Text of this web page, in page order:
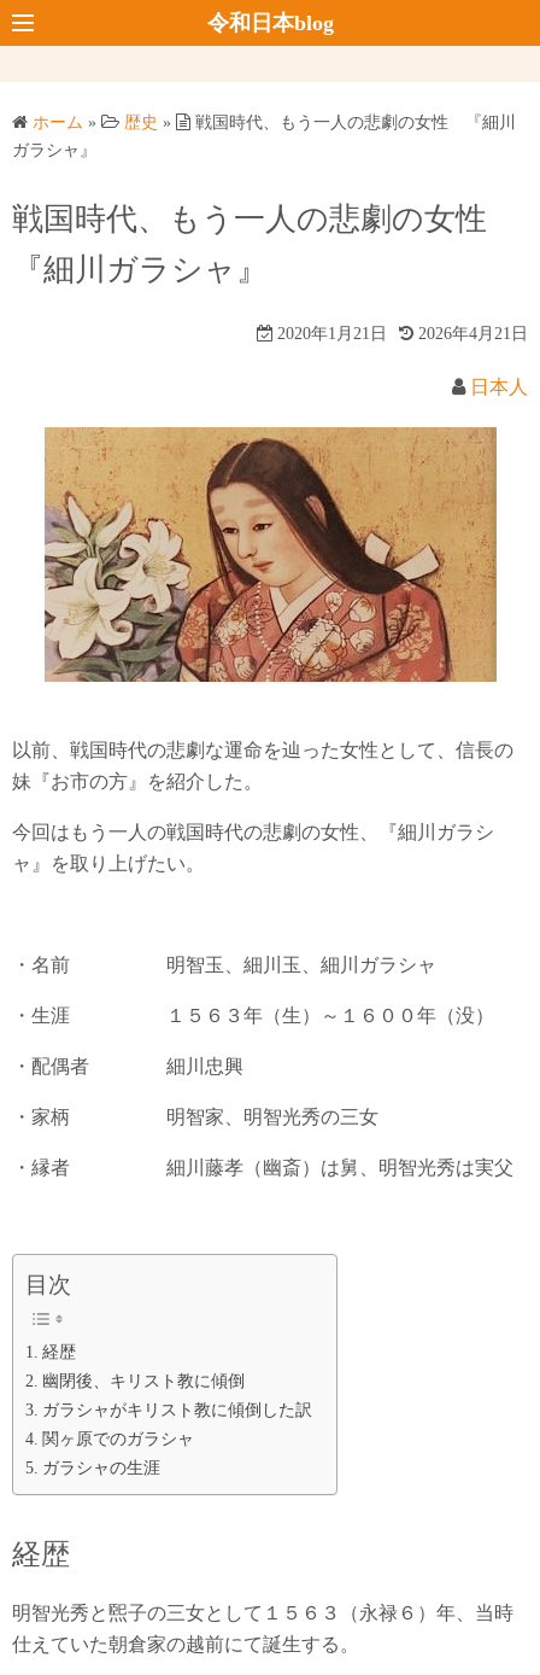
コ
ン
ス
キ
令和日本blog
ホーム » 歴史 »
戦国時代、もう一人の悲劇の女性 『細川
ガラシャ』
戦国時代、もう一人の悲劇の女性
『細川ガラシャ』
2020年1月21日 2026年4月21日
日本人
以前、戦国時代の悲劇な運命を辿った女性として、信長の
妹『お市の方』を紹介した。
今回はもう一人の戦国時代の悲劇の女性、『細川ガラシ
ャ』を取り上げたい。
・名前 明智玉、細川玉、細川ガラシャ
・生涯 １５６３年（生）～１６００年（没）
・配偶者 細川忠興
・家柄 明智家、明智光秀の三女
・縁者 細川藤孝（幽斎）は舅、明智光秀は実父
目次
経歴
幽閉後、キリスト教に傾倒
ガラシャがキリスト教に傾倒した訳
関ヶ原でのガラシャ
ガラシャの生涯
経歴
明智光秀と煕子の三女として１５６３（永禄６）年、当時
仕えていた朝倉家の越前にて誕生する。